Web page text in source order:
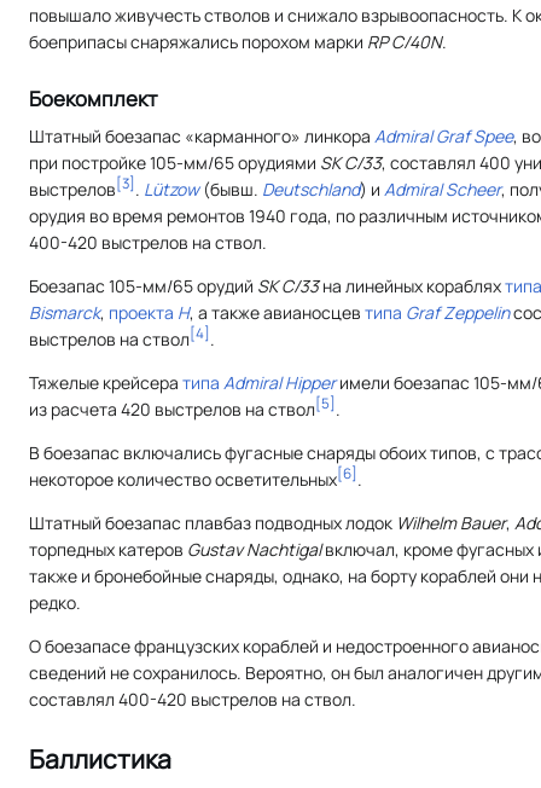
повышало живучесть стволов и снижало взрывоопасность. К
боеприпасы снаряжались порохом марки RP С/40N.
Боекомплект
Штатный боезапас «карманного» линкора Admiral Graf Spee,
при постройке 105-мм/65 орудиями SK C/33, составлял 400
выстрелов [3] . Lützow(бывш. Deutschland) и Admiral Scheer,
орудия во время ремонтов 1940 года, по различным
400-420 выстрелов на ствол.
Боезапас 105-мм/65 орудий SK C/33на линейных кораблях
Bismarck, проекта H, а также авианосцев типа Graf Zeppelin
выстрелов на ствол [4] .
Тяжелые крейсера типа Admiral Hipperимели боезапас 105-
из расчета 420 выстрелов на ствол [5] .
В боезапас включались фугасные снаряды обоих типов, с
некоторое количество осветительных[6] .
Штатный боезапас плавбаз подводных лодок Wilhelm Bauer,
торпедных катеров Gustav Nachtigalвключал, кроме фугасных
также и бронебойные снаряды, однако, на борту кораблей они
редко.
О боезапасе французских кораблей и недостроенного
сведений не сохранилось. Вероятно, он был аналогичен
составлял 400-420 выстрелов на ствол.
Баллистика